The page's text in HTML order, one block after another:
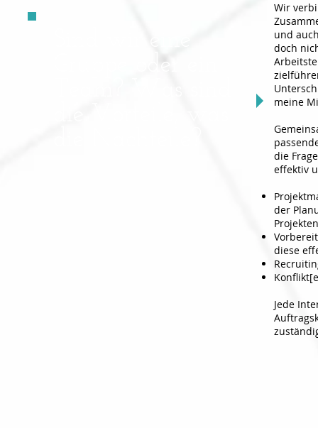
Gruppe oder ein
Wir
und
doch
meine
die
effektiv
der
Projekten
diese
Jede